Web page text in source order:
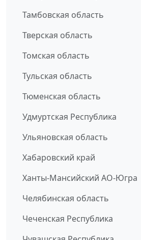
Тамбовская область
Тверская область
Томская область
Тульская область
Тюменская область
Удмуртская Республика
Ульяновская область
Хабаровский край
Ханты-Мансийский АО-Югра
Челябинская область
Чеченская Республика